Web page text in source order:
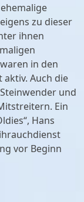
zu dieser
ihnen
in den
Auch die
und
Ein
Hans
vor Beginn